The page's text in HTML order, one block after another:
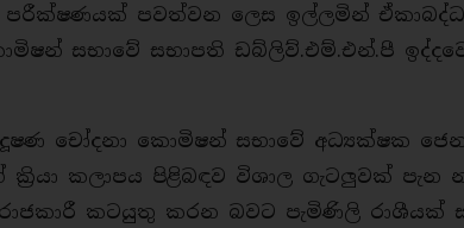
පරීක්ෂණයක් පවත්වන ලෙස ඉල්ලමින්
සභාවේ සභාපති ඩබ්ලිව්.එම්.එන්.පී
චෝදනා කොමිෂන් සභාවේ අධ්‍යක්ෂක
ක්‍රියා කලාපය පිළිබඳව විශාල ගැටලුවක්
රාජකාරී කටයුතු කරන බවට පැමිණිලි රාශීයක්